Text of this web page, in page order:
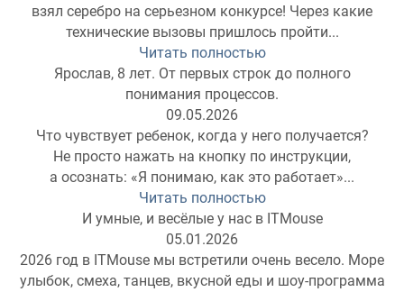
взял серебро на серьезном конкурсе! Через какие
технические вызовы пришлось пройти...
Читать полностью
Ярослав, 8 лет. От первых строк до полного
понимания процессов.
09.05.2026
Что чувствует ребенок, когда у него получается?
Не просто нажать на кнопку по инструкции,
а осознать: «Я понимаю, как это работает»...
Читать полностью
И умные, и весёлые у нас в ITMouse
05.01.2026
2026 год в ITMouse мы встретили очень весело. Море
улыбок, смеха, танцев, вкусной еды и шоу-программа